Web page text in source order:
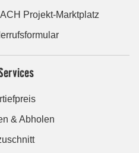
Projekt-Marktplatz
& Abholen